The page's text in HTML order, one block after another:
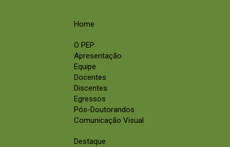
Home
O PEP
Apresentação
Equipe
Docentes
Discentes
Egressos
Pós-Doutorandos
Comunicação Visual
Destaque